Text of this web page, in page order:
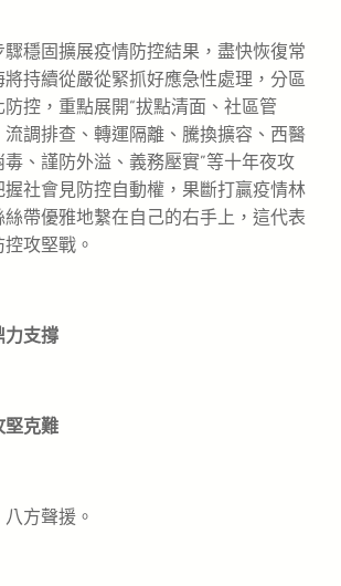
固擴展疫情防控結果，盡快恢復常
持續從嚴從緊抓好應急性處理，分區
控，重點展開“拔點清面、社區管
調排查、轉運隔離、騰換擴容、西醫
、謹防外溢、義務壓實”等十年夜攻
握社會見防控自動權，果斷打贏疫情林
帶優雅地繫在自己的右手上，這代表
攻堅戰。
力支撐
堅克難
方聲援。